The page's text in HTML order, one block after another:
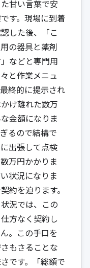
甘い言葉で安
す。現場に到着
した後、「こ
の器具と薬剤
などと専門用
と作業メニュ
終的に提示され
け離れた数万
金額になりま
るので結構で
出張して点検
万円かかりま
状況になりま
約を迫ります。
況では、この
方なく契約し
。この手口を
もさることな
です。「総額で